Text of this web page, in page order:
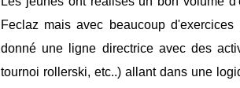
Feclaz mais avec beaucoup
donné une ligne directrice avec des
tournoi rollerski, etc..) allant dans une